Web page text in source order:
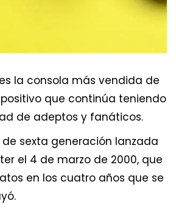
es la consola más vendida de
que continúa teniendo
de adeptos y fanáticos.
de sexta generación lanzada
el 4 de marzo de 2000, que
en los cuatro años que se